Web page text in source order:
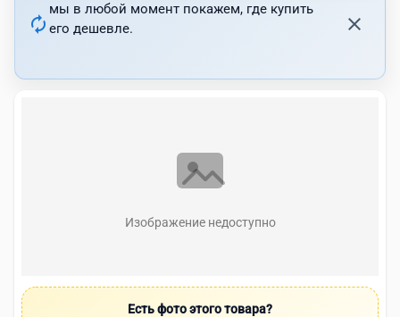
autorenew
мы в любой момент покажем, где купить
его дешевле.
close
Изображение недоступно
Есть фото этого товара?